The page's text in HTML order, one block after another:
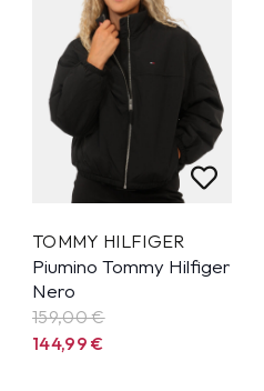
TOMMY HILFIGER
Piumino Tommy Hilfiger
Nero
159,00 €
144,99€